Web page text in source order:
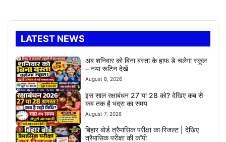
LATEST NEWS
अब शनिवार को बिना बस्ता के हाफ डे चलेगा स्कूल
– नया रूटिन देखें
August 8, 2026
इस साल रक्षाबंधन 27 या 28 को? देखिए कब से
कब तक है भद्रा का समय
August 7, 2026
बिहार बोर्ड त्रैमासिक परीक्षा का रिजल्ट | देखिए
त्रैमासिक परीक्षा की कॉपी